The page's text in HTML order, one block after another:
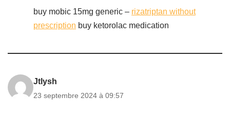
buy mobic 15mg generic – rizatriptan without
prescription buy ketorolac medication
Jtlysh
23 septembre 2024 à 09:57